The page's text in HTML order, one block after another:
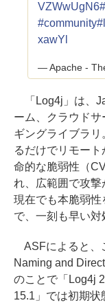
VZWwUgN6
#community
xawYl
— Apache -
「Log4j」は、
ーム、クラウド
ギングライブラ
るだけでリモー
命的な脆弱性（
れ、広範囲で攻撃
現在でも本脆弱性
で、一刻も早い対
ASFによると、
Naming and
のことで「Log4j
15.1」では初期状